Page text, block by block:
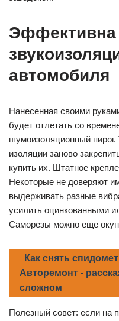
Эффективна
автомобиля
Нанесенная своими
будет отлетать со
шумоизоляционный пирог.
изоляции заново
купить их. Штатное
Некоторые не доверяют
выдерживать разные
усилить оцинкованными
Саморезы можно еще
Как снять
Авторемонт -
сложном
Полезный совет: если на